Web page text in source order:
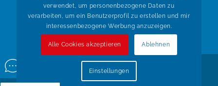
Zurück zur Übersicht
© Copyright Kevelaer Marketing. Realisiert durch
verwendet, um personenbezogene Daten zu
verarbeiten, um ein Benutzerprofil zu erstellen und mir
interessenbezogene Werbung anzuzeigen.
Alle Cookies akzeptieren Ablehnen
Einstellungen